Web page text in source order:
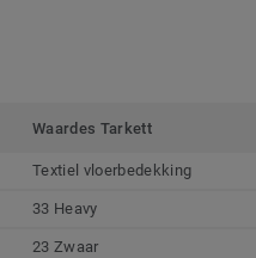
Waardes Tarkett
Textiel vloerbedekking
33 Heavy
23 Zwaar